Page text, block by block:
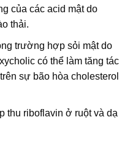
của các acid mật do
thải.
trường hợp sỏi mật do
có thể làm tăng tác
sự bão hòa cholesterol
thu riboflavin ở ruột và dạ